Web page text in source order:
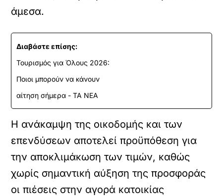
άμεσα.
Διαβάστε επίσης:
Τουρισμός για Όλους 2026:
Ποιοι μπορούν να κάνουν
αίτηση σήμερα - ΤΑ ΝΕΑ
Η ανάκαμψη της οικοδομής και των
επενδύσεων αποτελεί προϋπόθεση για
την αποκλιμάκωση των τιμών, καθώς
χωρίς σημαντική αύξηση της προσφοράς
οι πιέσεις στην αγορά κατοικίας